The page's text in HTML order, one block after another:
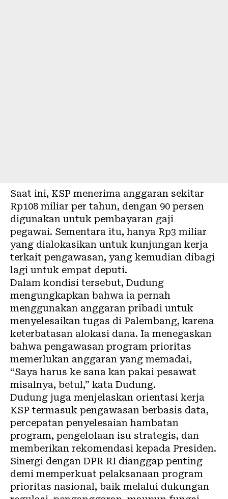
Saat ini, KSP menerima anggaran sekitar
Rp108 miliar per tahun, dengan 90 persen
digunakan untuk pembayaran gaji
pegawai. Sementara itu, hanya Rp3 miliar
yang dialokasikan untuk kunjungan kerja
terkait pengawasan, yang kemudian dibagi
lagi untuk empat deputi.
Dalam kondisi tersebut, Dudung
mengungkapkan bahwa ia pernah
menggunakan anggaran pribadi untuk
menyelesaikan tugas di Palembang, karena
keterbatasan alokasi dana. Ia menegaskan
bahwa pengawasan program prioritas
memerlukan anggaran yang memadai,
“Saya harus ke sana kan pakai pesawat
misalnya, betul,” kata Dudung.
Dudung juga menjelaskan orientasi kerja
KSP termasuk pengawasan berbasis data,
percepatan penyelesaian hambatan
program, pengelolaan isu strategis, dan
memberikan rekomendasi kepada Presiden.
Sinergi dengan DPR RI dianggap penting
demi memperkuat pelaksanaan program
prioritas nasional, baik melalui dukungan